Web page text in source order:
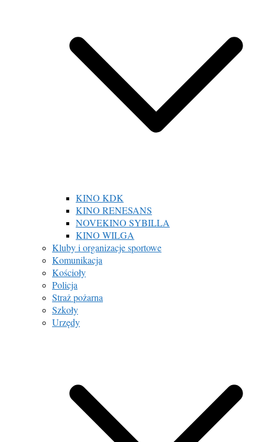
KINO KDK
KINO RENESANS
NOVEKINO SYBILLA
KINO WILGA
Kluby i organizacje sportowe
Komunikacja
Kościoły
Policja
Straż pożarna
Szkoły
Urzędy